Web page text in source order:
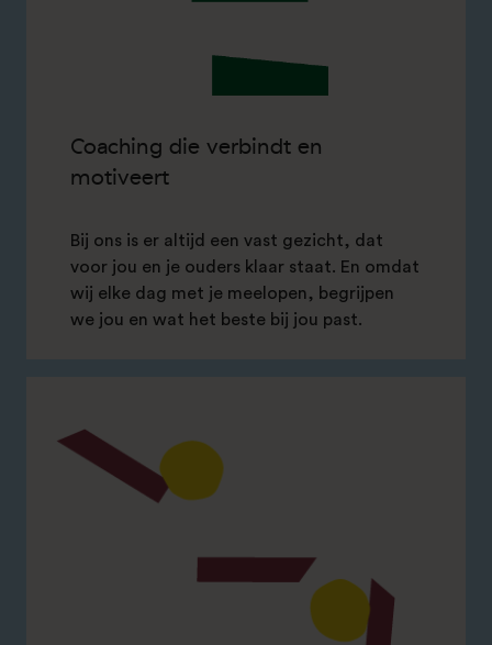
Coaching die verbindt en
motiveert
Bij ons is er altijd een vast gezicht, dat
voor jou en je ouders klaar staat. En omdat
wij elke dag met je meelopen, begrijpen
we jou en wat het beste bij jou past.